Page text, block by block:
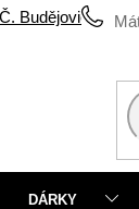
Budějovicích
DÁRKY